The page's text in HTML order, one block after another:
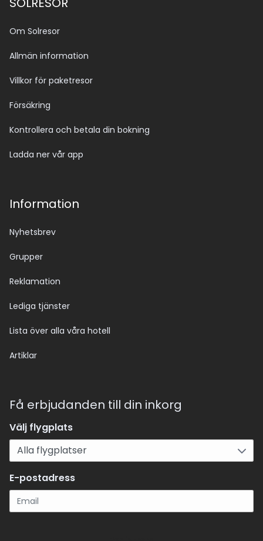
Om Solresor
Allmän information
Villkor för paketresor
Försäkring
Kontrollera och betala din bokning
Ladda ner vår app
Information
Nyhetsbrev
Grupper
Reklamation
Lediga tjänster
Lista över alla våra hotell
Artiklar
Få erbjudanden till din inkorg
Välj flygplats
E-postadress